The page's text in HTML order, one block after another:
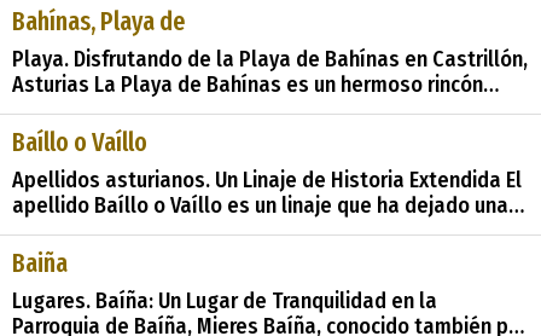
parroquia de Trevías, en el municipio de Valdés, situado
en la hermosa región norte de España. Esta encantad
Bahínas, Playa de
Playa. Disfrutando de la Playa de Bahínas en Castrillón,
Asturias La Playa de Bahínas es un hermoso rincón
costero ubicado en el concejo de Castrillón, en la
región de Asturias, España. Este tranquilo paraíso
playero ofrece a los visitantes un entorno natural ún
Baíllo o Vaíllo
Apellidos asturianos. Un Linaje de Historia Extendida El
apellido Baíllo o Vaíllo es un linaje que ha dejado una
huella notable en varias regiones de España, desde su
origen en Baíllo de los Llanos hasta su extensión a
tierras de Castilla, Aragón y Extremadura. A través de
los siglos, e
Baiña
Lugares. Baíña: Un Lugar de Tranquilidad en la
Parroquia de Baíña, Mieres Baíña, conocido también por